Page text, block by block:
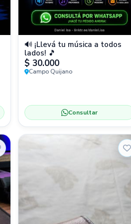
🔊 ¡Llevá tu música a todos
lados! 🎵
$ 30.000
Campo Quijano
Consultar